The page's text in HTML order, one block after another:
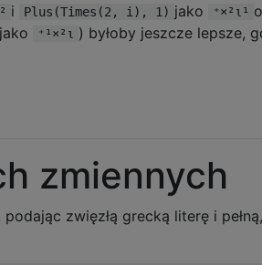
i Plus(Times(2, i), 1) jako ⁺×²ι¹
⁺¹×²ι ) byłoby jeszcze lepsze,
zmiennych
zwięzłą grecką literę i pełną,